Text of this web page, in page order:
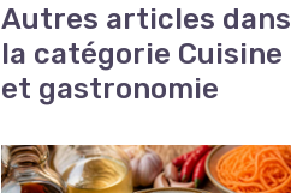
Autres articles dans
la catégorie Cuisine
et gastronomie